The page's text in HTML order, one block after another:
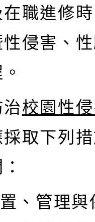
職進修
侵害、
校園性
採取下列
、管理與